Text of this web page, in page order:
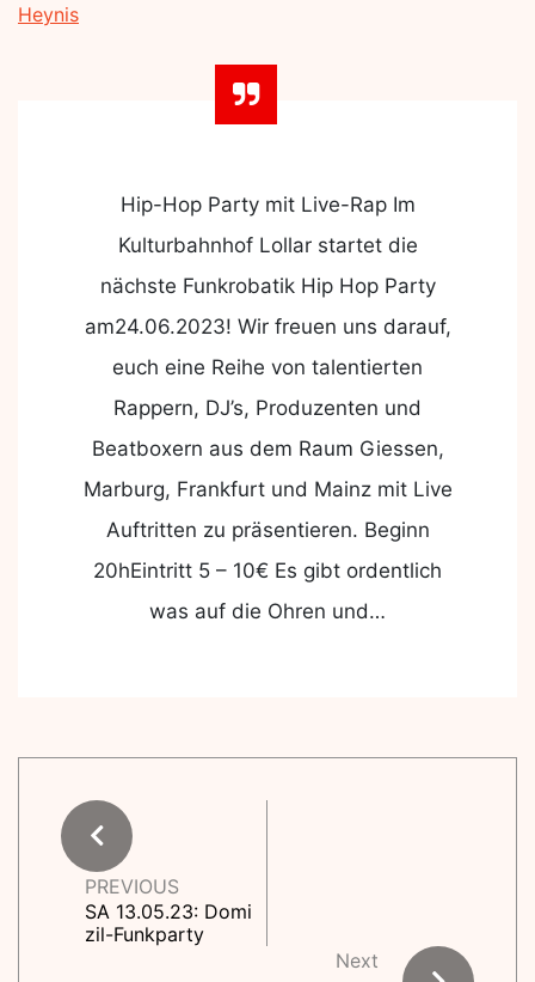
Heynis
Hip-Hop Party mit Live-Rap Im
Kulturbahnhof Lollar startet die
nächste Funkrobatik Hip Hop Party
am24.06.2023! Wir freuen uns darauf,
euch eine Reihe von talentierten
Rappern, DJ’s, Produzenten und
Beatboxern aus dem Raum Giessen,
Marburg, Frankfurt und Mainz mit Live
Auftritten zu präsentieren. Beginn
20hEintritt 5 – 10€ Es gibt ordentlich
was auf die Ohren und…
PREVIOUS
SA 13.05.23: Domi
zil-Funkparty
Next